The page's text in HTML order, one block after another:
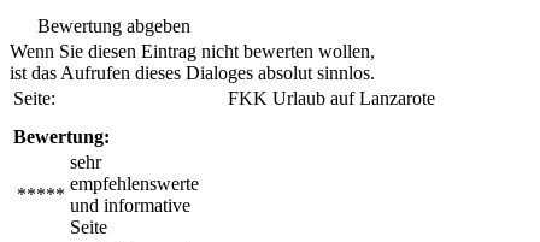
Bewertung abgeben
Wenn Sie diesen Eintrag nicht bewerten wollen,
ist das Aufrufen dieses Dialoges absolut sinnlos.
Seite:
FKK Urlaub auf Lanzarote
Bewertung:
*****
sehr
empfehlenswerte
und informative
Seite